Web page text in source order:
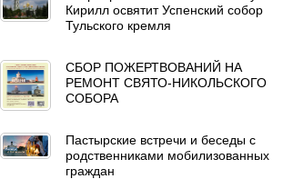
Кирилл освятит Успенский собор
Тульского кремля
СБОР ПОЖЕРТВОВАНИЙ НА
РЕМОНТ СВЯТО-НИКОЛЬСКОГО
СОБОРА
Пастырские встречи и беседы с
родственниками мобилизованных
граждан